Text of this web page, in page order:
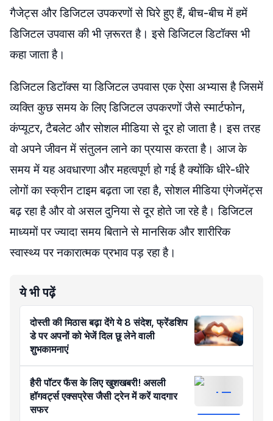
गैजेट्स और डिजिटल उपकरणों से घिरे हुए हैं, बीच-बीच में हमें
डिजिटल उपवास की भी ज़रूरत है। इसे डिजिटल डिटॉक्स भी
कहा जाता है।
डिजिटल डिटॉक्स या डिजिटल उपवास एक ऐसा अभ्यास है जिसमें
व्यक्ति कुछ समय के लिए डिजिटल उपकरणों जैसे स्मार्टफोन,
कंप्यूटर, टैबलेट और सोशल मीडिया से दूर हो जाता है। इस तरह
वो अपने जीवन में संतुलन लाने का प्रयास करता है। आज के
समय में यह अवधारणा और महत्वपूर्ण हो गई है क्योंकि धीरे-धीरे
लोगों का स्क्रीन टाइम बढ़ता जा रहा है, सोशल मीडिया एंगेजमेंट्स
बढ़ रहा है और वो असल दुनिया से दूर होते जा रहे है। डिजिटल
माध्यमों पर ज्यादा समय बिताने से मानसिक और शारीरिक
स्वास्थ्य पर नकारात्मक प्रभाव पड़ रहा है।
ये भी पढ़ें
दोस्ती की मिठास बढ़ा देंगे ये 8 संदेश, फ्रेंडशिप
डे पर अपनों को भेजें दिल छू लेने वाली
शुभकामनाएं
हैरी पॉटर फैंस के लिए खुशखबरी! असली
हॉगवर्ट्स एक्सप्रेस जैसी ट्रेन में करें यादगार
सफर